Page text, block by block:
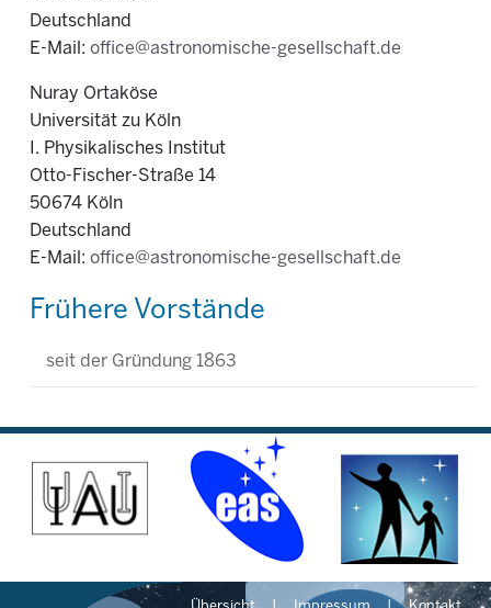
Deutschland
E-Mail: office@astronomische-gesellschaft.de
Nuray Ortaköse
Universität zu Köln
I. Physikalisches Institut
Otto-Fischer-Straße 14
50674 Köln
Deutschland
E-Mail: office@astronomische-gesellschaft.de
Frühere Vorstände
seit der Gründung 1863